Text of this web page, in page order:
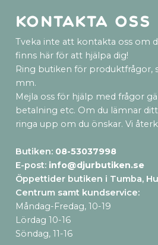
Kontakta oss
Tveka inte att kontakta oss om
finns här för att hjälpa dig!
Ring butiken för produktfrågor,
mm.
Mejla oss för hjälp med frågor
betalning etc. Om du lämnar
ringa upp om du önskar. Vi
Butiken: 08-53037998
E-post: info@djurbutiken.se
Öppettider butiken i Tumba,
Centrum samt kundservice:
Måndag-Fredag, 10-19
Lördag 10-16
Söndag, 11-16